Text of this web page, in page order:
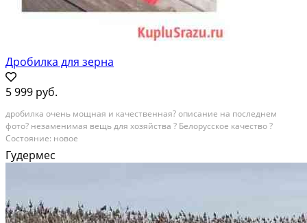
Дробилка для зерна
5 999 руб.
дробилка очень мощная и качественная? описание на последнем
фото? незаменимая вещь для хозяйства ? Белорусское качество ?
Состояние: новое
Гудермес